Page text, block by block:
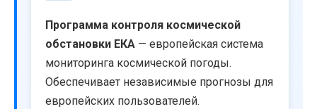
Программа контроля космической
обстановки ЕКА — европейская система
мониторинга космической погоды.
Обеспечивает независимые прогнозы для
европейских пользователей.